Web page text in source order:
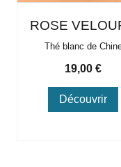
ROSE
Thé blanc de
Prix
19,00 €
Découvrir